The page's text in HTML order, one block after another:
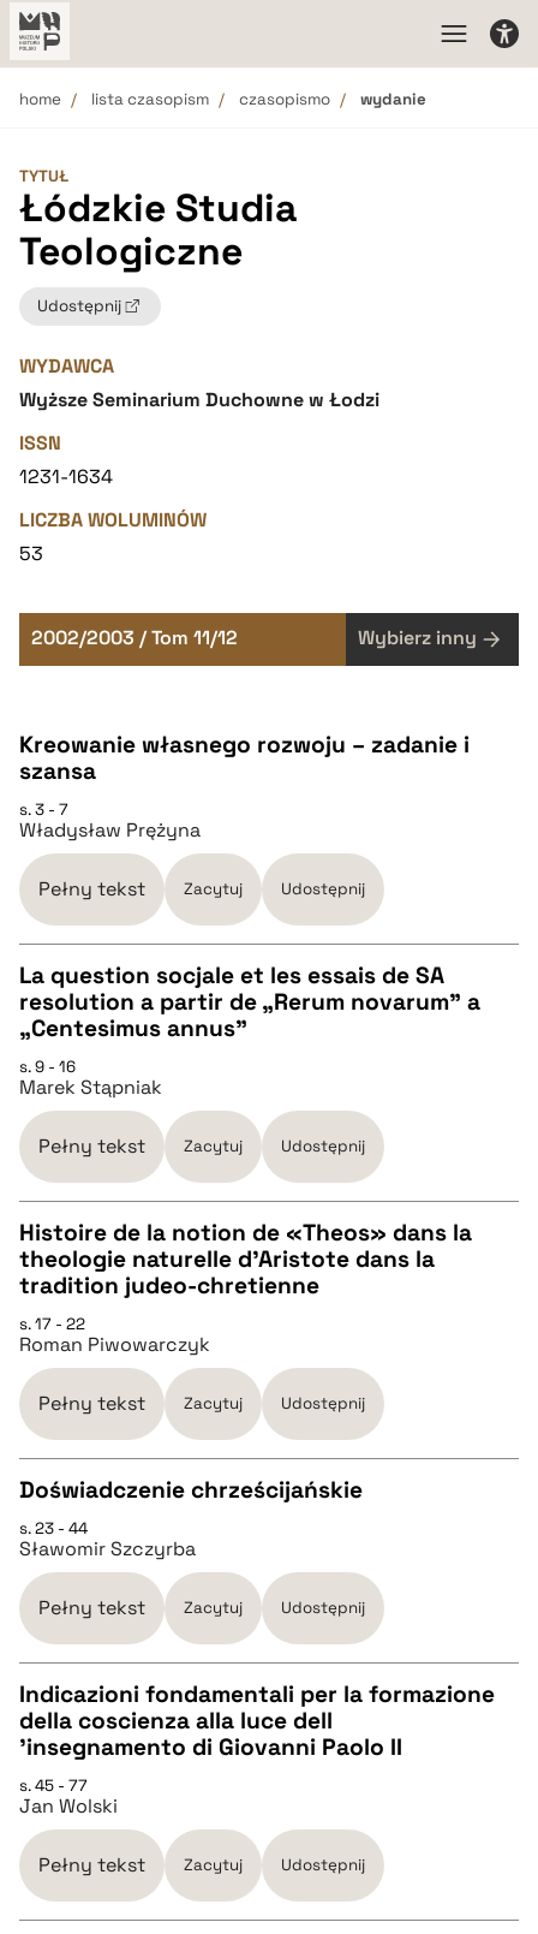
home lista czasopism czasopismo wydanie
TYTUŁ
Łódzkie Studia
Teologiczne
Udostępnij
WYDAWCA
Wyższe Seminarium Duchowne w Łodzi
ISSN
1231-1634
LICZBA WOLUMINÓW
53
2002/2003 / Tom 11/12 Wybierz inny
Kreowanie własnego rozwoju – zadanie i
szansa
s. 3 - 7
Władysław Prężyna
Pełny tekst Zacytuj Udostępnij
CZYSTY TEKST
pobierz cytat
BIBTEX
pobierz cytat
La question socjale et les essais de SA
resolution a partir de „Rerum novarum” a
„Centesimus annus”
s. 9 - 16
Marek Stąpniak
Pełny tekst Zacytuj Udostępnij
CZYSTY TEKST
pobierz cytat
BIBTEX
pobierz cytat
Histoire de la notion de «Theos» dans la
theologie naturelle d’Aristote dans la
tradition judeo-chretienne
s. 17 - 22
Roman Piwowarczyk
Pełny tekst Zacytuj Udostępnij
CZYSTY TEKST
pobierz cytat
BIBTEX
pobierz cytat
Doświadczenie chrześcijańskie
s. 23 - 44
Sławomir Szczyrba
Pełny tekst Zacytuj Udostępnij
CZYSTY TEKST
pobierz cytat
BIBTEX
Indicazioni fondamentali per la formazione
della coscienza alla luce dell
’insegnamento di Giovanni Paolo II
s. 45 - 77
Jan Wolski
Pełny tekst Zacytuj Udostępnij